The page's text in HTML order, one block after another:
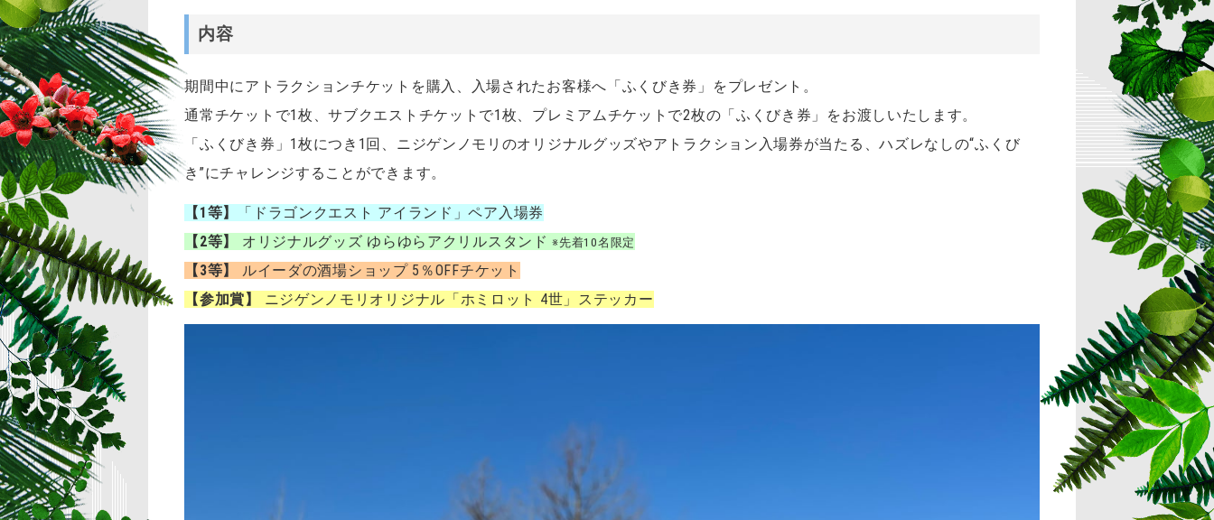
内容
期間中にアトラクションチケットを購入、入場されたお客様へ「ふくびき券」をプレゼント。
通常チケットで1枚、サブクエストチケットで1枚、プレミアムチケットで2枚の「ふくびき券」をお渡しいたします。
「ふくびき券」1枚につき1回、ニジゲンノモリのオリジナルグッズやアトラクション入場券が当たる、ハズレなしの“ふくび
き”にチャレンジすることができます。
【1等】
「ドラゴンクエスト アイランド」ペア入場券
【2等】
オリジナルグッズ ゆらゆらアクリルスタンド※先着10名限定
【3等】
ルイーダの酒場ショップ 5％OFFチケット
【参加賞】
ニジゲンノモリオリジナル「ホミロット 4世」ステッカー